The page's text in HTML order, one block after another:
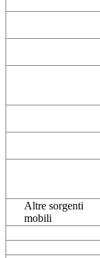
Altre sorgenti
mobili